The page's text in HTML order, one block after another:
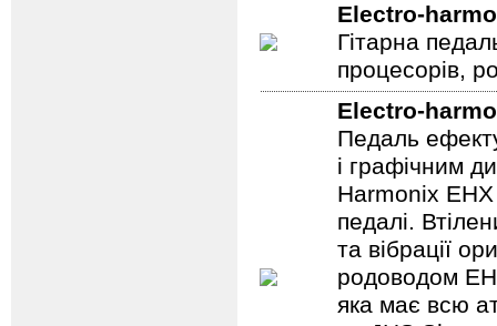
Electro-
Гітарна
процесорів,
Electro-
Педаль
і графічним
Harmonix
педалі.
та вібрації
родоводом
яка має всю